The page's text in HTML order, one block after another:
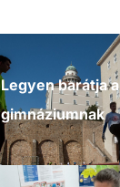
Legyen barátja a
gimnáziumnak